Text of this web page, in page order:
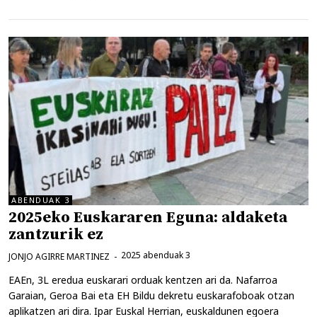
ABENDUAK 3
2025eko Euskararen Eguna: aldaketa
zantzurik ez
2025 abenduak 3
JONJO AGIRRE MARTINEZ
EAEn, 3L eredua euskarari orduak kentzen ari da. Nafarroa
Garaian, Geroa Bai eta EH Bildu dekretu euskarafoboak otzan
aplikatzen ari dira. Ipar Euskal Herrian, euskaldunen egoera